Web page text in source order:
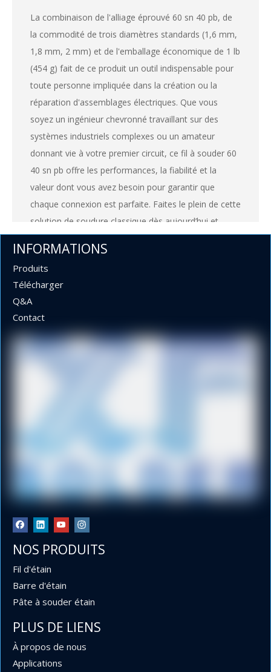
La combinaison de l'alliage éprouvé 60 sn 40 pb, de
la commodité de trois diamètres standards (1,6 mm,
1,8 mm, 2 mm) et de l'emballage économique de 1 lb
(454 g) fait de ce produit un outil indispensable pour
toute personne impliquée dans la création ou la
réparation d'assemblages électriques. Que vous
soyez un ingénieur chevronné travaillant sur des
systèmes industriels complexes ou un amateur
donnant vie à votre premier circuit, ce fil à souder 60
40 sn pb offre les performances, la fiabilité et la
valeur dont vous avez besoin pour garantir que
chaque connexion est parfaite. Faites le plein de cette
solution de soudure classique dès aujourd’hui et
découvrez la différence que font les matériaux de
qualité.
INFORMATIONS
Produits
Télécharger
Q&A
Contact
NOS PRODUITS
Fil d'étain
Barre d'étain
Pâte à souder étain
PLUS DE LIENS
À propos de nous
Applications